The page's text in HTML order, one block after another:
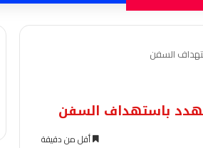
السفن
باستهداف السفن
أقل من دقيقة